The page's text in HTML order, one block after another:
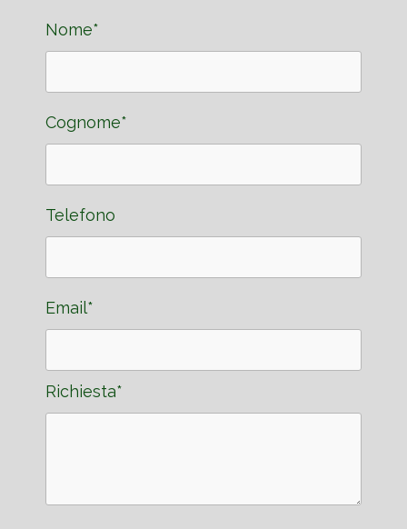
Nome*
Cognome*
Telefono
Email*
Richiesta*